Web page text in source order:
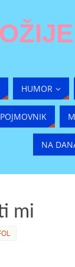
HUMOR
NA
mi